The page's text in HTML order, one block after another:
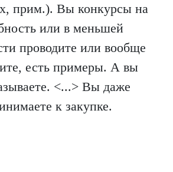
прим.). Вы конкурсы на
или в меньшей
проводите или вообще
есть примеры. А вы
<...> Вы даже
к закупке.